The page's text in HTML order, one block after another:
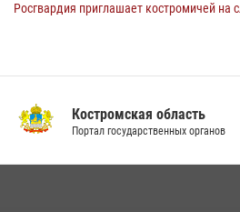
Росгвардия приглашает костромичей на
посвященные 108-й годовщине со дня
Ивана Кирилловича Яковлева
Костромская область
Портал государственных органов